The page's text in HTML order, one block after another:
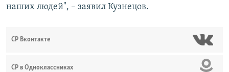
наших людей", – заявил Кузнецов.
СР Вконтакте
СР в Одноклассниках